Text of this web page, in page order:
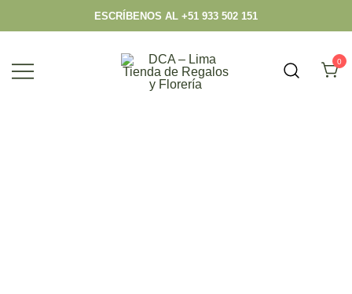
ESCRÍBENOS AL +51 933 502 151
0